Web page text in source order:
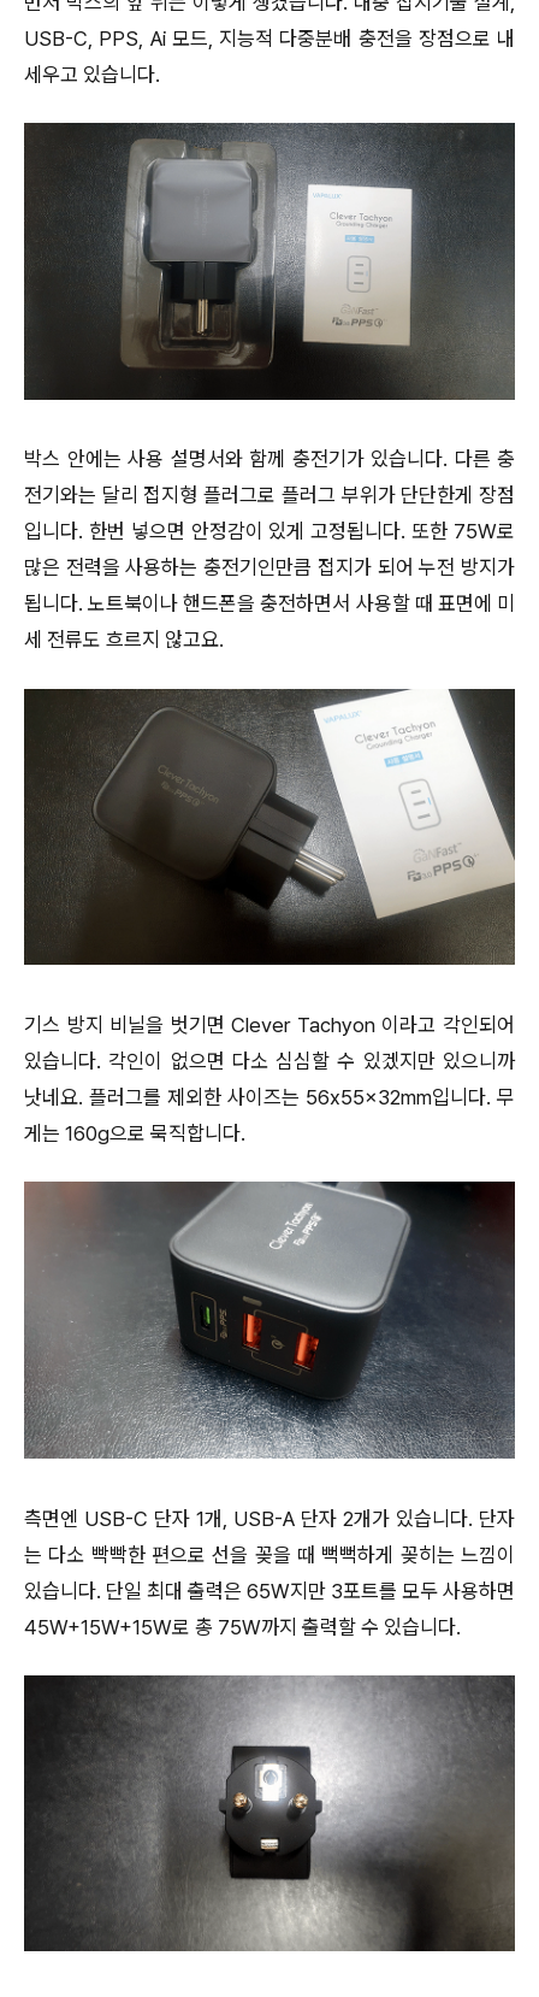
USB-C, PPS, Ai 모드, 지능적 다중분배 충전을 장점으로 내
세우고 있습니다.
박스 안에는 사용 설명서와 함께 충전기가 있습니다. 다른 충
전기와는 달리 접지형 플러그로 플러그 부위가 단단한게 장점
입니다. 한번 넣으면 안정감이 있게 고정됩니다. 또한 75W로
많은 전력을 사용하는 충전기인만큼 접지가 되어 누전 방지가
됩니다. 노트북이나 핸드폰을 충전하면서 사용할 때 표면에 미
세 전류도 흐르지 않고요.
기스 방지 비닐을 벗기면 Clever Tachyon 이라고 각인되어
있습니다. 각인이 없으면 다소 심심할 수 있겠지만 있으니까
낫네요. 플러그를 제외한 사이즈는 56x55x32mm입니다. 무
게는 160g으로 묵직합니다.
측면엔 USB-C 단자 1개, USB-A 단자 2개가 있습니다. 단자
는 다소 빡빡한 편으로 선을 꽂을 때 뻑뻑하게 꽂히는 느낌이
있습니다. 단일 최대 출력은 65W지만 3포트를 모두 사용하면
45W+15W+15W로 총 75W까지 출력할 수 있습니다.